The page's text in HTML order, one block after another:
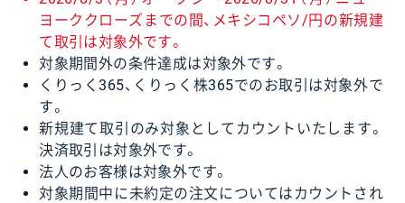
ヨーククローズまでの間、メキシコペソ/円の新規建
て取引は対象外です。
対象期間外の条件達成は対象外です。
くりっく365、くりっく株365でのお取引は対象外で
す。
新規建て取引のみ対象としてカウントいたします。
決済取引は対象外です。
法人のお客様は対象外です。
対象期間中に未約定の注文についてはカウントされ